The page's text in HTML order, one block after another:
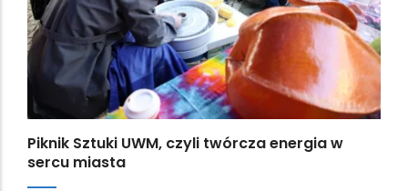
Piknik Sztuki UWM, czyli twórcza energia w
sercu miasta